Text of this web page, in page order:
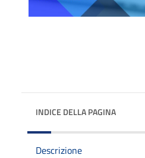
INDICE DELLA PAGINA
Descrizione